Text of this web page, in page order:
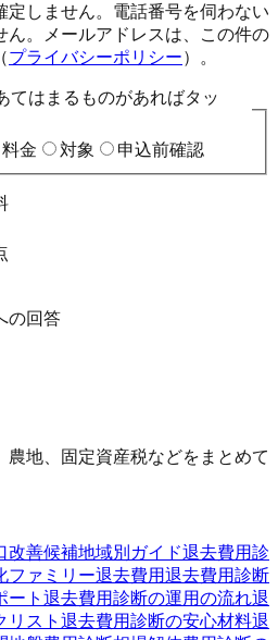
定しません。電話番号を伺わない
ん。メールアドレスは、この件の
プライバシーポリシー）。
てはまるものがあればタッ
料金 対象 申込前確認
の回答
地、固定資産税などをまとめて
改善候補地域別ガイド退去費用診
ファミリー退去費用退去費用診断
ート 退去費用診断の運用の流れ退
リスト 退去費用診断の安心材料退